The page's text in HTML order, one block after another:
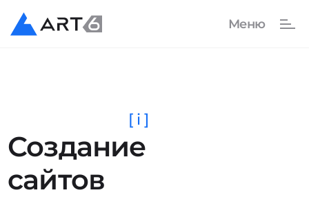
Создание
сайтов
[ i ]